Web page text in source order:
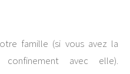
famille (si vous avez la
avec elle).